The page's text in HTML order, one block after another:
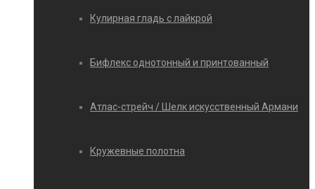
Кулирная гладь с лайкрой
Бифлекс однотонный и принтованный
Атлас-стрейч / Шелк искусственный Армани
Кружевные полотна